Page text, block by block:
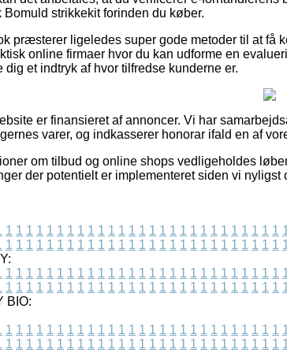
Bomuld strikkekit forinden du køber.
præsterer ligeledes super gode metoder til at få
online firmaer hvor du kan udforme en
dig et indtryk af hvor tilfredse kunderne er.
er finansieret af annoncer. Vi har
varer, og indkasserer honorar ifald en af
om tilbud og online shops vedligeholdes
der potentielt er implementeret siden vi nyligst
1 1 1 1 1 1 1 1 1 1 1 1 1 1 1 1 1 1 1 1 1 1 1 1 1 1 1
1 1 1 1 1 1 1 1 1 1 1 1 1 1 1 1 1 1 1 1 1 1 1 1 1 1 1
1 1 1 1 1 1 1 1 1 1 1 1 1 1 1 1 1 1 1 1 1 1 1 1 1 1 1
1 1 1 1 1 1 1 1 1 1 1 1 1 1 1 1 1 1 1 1 1 1 1 1 1 1 1
BIO:
1 1 1 1 1 1 1 1 1 1 1 1 1 1 1 1 1 1 1 1 1 1 1 1 1 1 1
1 1 1 1 1 1 1 1 1 1 1 1 1 1 1 1 1 1 1 1 1 1 1 1 1 1 1